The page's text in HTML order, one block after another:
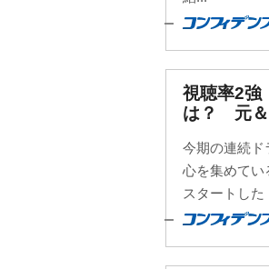
視聴率2強
は？ 元＆
今期の連続ド
心を集めてい
スタートし